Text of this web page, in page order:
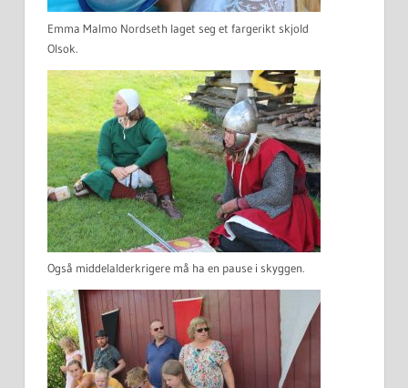
Emma Malmo Nordseth laget seg et fargerikt skjold
Olsok.
Også middelalderkrigere må ha en pause i skyggen.